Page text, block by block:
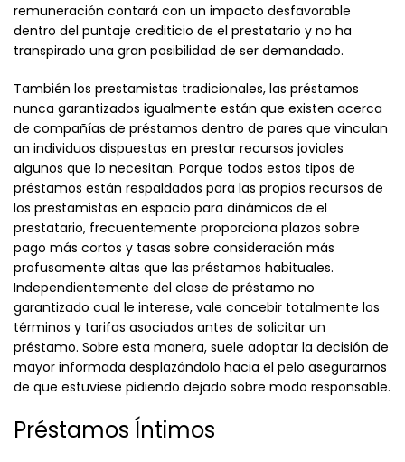
remuneración contará con un impacto desfavorable
dentro del puntaje crediticio de el prestatario y no ha
transpirado una gran posibilidad de ser demandado.
También los prestamistas tradicionales, las préstamos
nunca garantizados igualmente están que existen acerca
de compañías de préstamos dentro de pares que vinculan
an individuos dispuestas en prestar recursos joviales
algunos que lo necesitan. Porque todos estos tipos de
préstamos están respaldados para las propios recursos de
los prestamistas en espacio para dinámicos de el
prestatario, frecuentemente proporciona plazos sobre
pago más cortos y tasas sobre consideración más
profusamente altas que las préstamos habituales.
Independientemente del clase de préstamo no
garantizado cual le interese, vale concebir totalmente los
términos y tarifas asociados antes de solicitar un
préstamo. Sobre esta manera, suele adoptar la decisión de
mayor informada desplazándolo hacia el pelo asegurarnos
de que estuviese pidiendo dejado sobre modo responsable.
Préstamos Íntimos